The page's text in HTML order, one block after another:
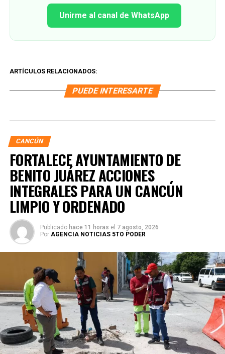
Unirme al canal de WhatsApp
ARTÍCULOS RELACIONADOS:
PUEDE INTERESARTE
CANCÚN
FORTALECE AYUNTAMIENTO DE
BENITO JUÁREZ ACCIONES
INTEGRALES PARA UN CANCÚN
LIMPIO Y ORDENADO
Publicado hace 11 horas el 7 agosto, 2026
Por AGENCIA NOTICIAS 5TO PODER